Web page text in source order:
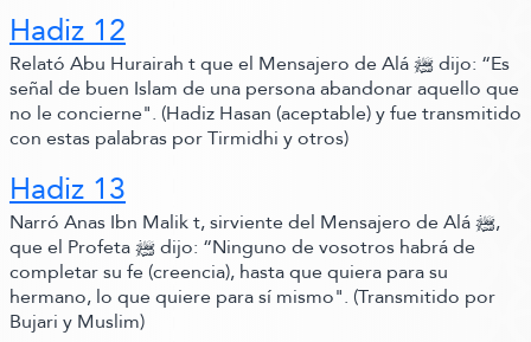
Hadiz 12
Relató Abu Hurairah t que el Mensajero de Alá ﷺ‬ dijo: “Es
señal de buen Islam de una persona abandonar aquello que
no le concierne". (Hadiz Hasan (aceptable)y fue transmitido
con estas palabras por Tirmidhi y otros)
Hadiz 13
Narró Anas Ibn Malik t, sirviente del Mensajero de Alá ﷺ‬,
que el Profeta ﷺ‬ dijo: “Ninguno de vosotros habrá de
completar su fe(creencia), hasta que quiera para su
hermano, lo que quiere para sí mismo". (Transmitido por
Bujari y Muslim)